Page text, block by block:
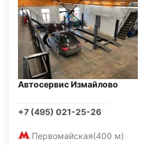
Автосервис Измайлово
+7 (495) 021-25-26
Первомайская(400 м)